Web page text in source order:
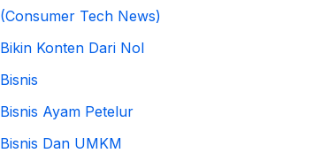
(Consumer Tech News)
Bikin Konten Dari Nol
Bisnis
Bisnis Ayam Petelur
Bisnis Dan UMKM